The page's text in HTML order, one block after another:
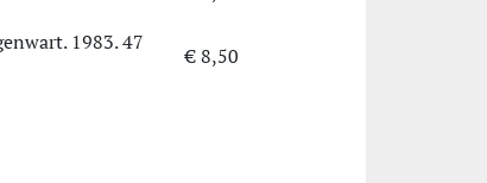
1983. 47
€ 8,50